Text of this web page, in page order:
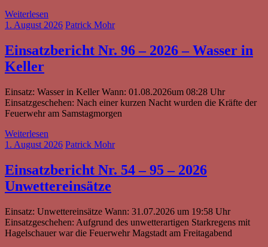
Weiterlesen
1. August 2026 Patrick Mohr
Einsatzbericht Nr. 96 – 2026 – Wasser in
Keller
Einsatz: Wasser in Keller Wann: 01.08.2026um 08:28 Uhr
Einsatzgeschehen: Nach einer kurzen Nacht wurden die Kräfte der
Feuerwehr am Samstagmorgen
Weiterlesen
1. August 2026 Patrick Mohr
Einsatzbericht Nr. 54 – 95 – 2026
Unwettereinsätze
Einsatz: Unwettereinsätze Wann: 31.07.2026 um 19:58 Uhr
Einsatzgeschehen: Aufgrund des unwetterartigen Starkregens mit
Hagelschauer war die Feuerwehr Magstadt am Freitagabend